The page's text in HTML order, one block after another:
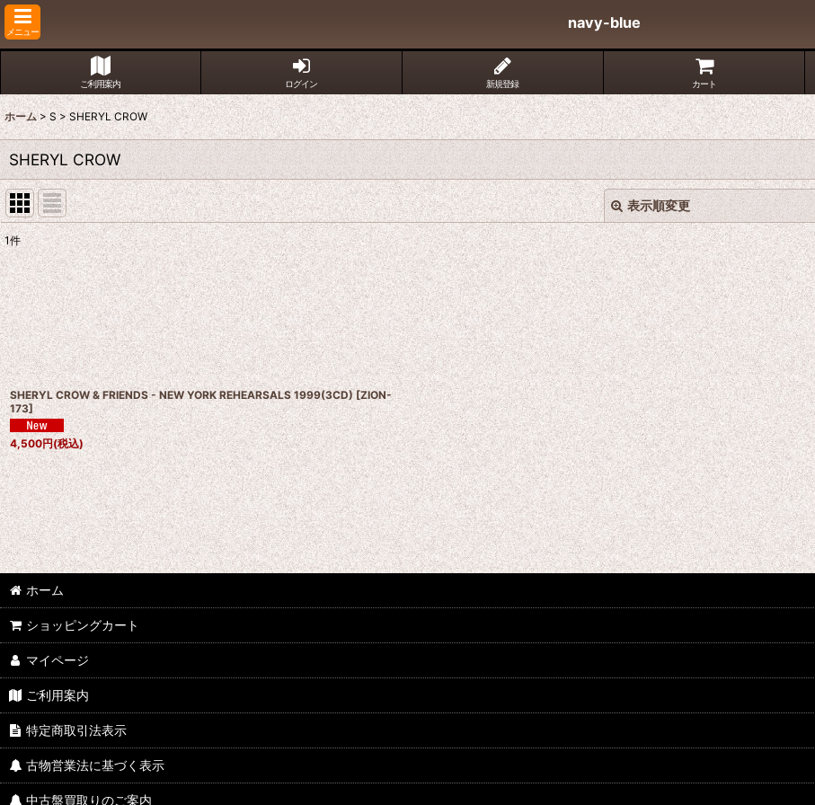
メニュー
navy-blue
ご利用案内 ログイン 新規登録 カート
ホーム > S > SHERYL CROW
SHERYL CROW
表示順変更
表示数:
並び順:
絞り込む
1件
SHERYL CROW & FRIENDS - NEW YORK REHEARSALS 1999(3CD) [ZION-
173]
4,500円(税込)
ホーム
ショッピングカート
マイページ
ご利用案内
特定商取引法表示
古物営業法に基づく表示
中古盤買取りのご案内